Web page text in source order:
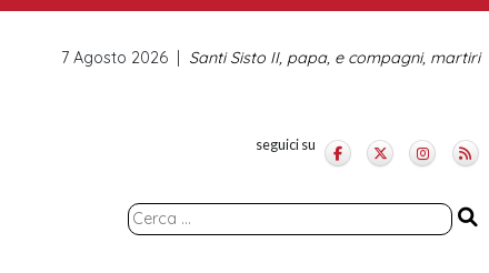
Santi Sisto II, papa, e compagni, martiri
7 Agosto 2026
seguici su
Ricerca